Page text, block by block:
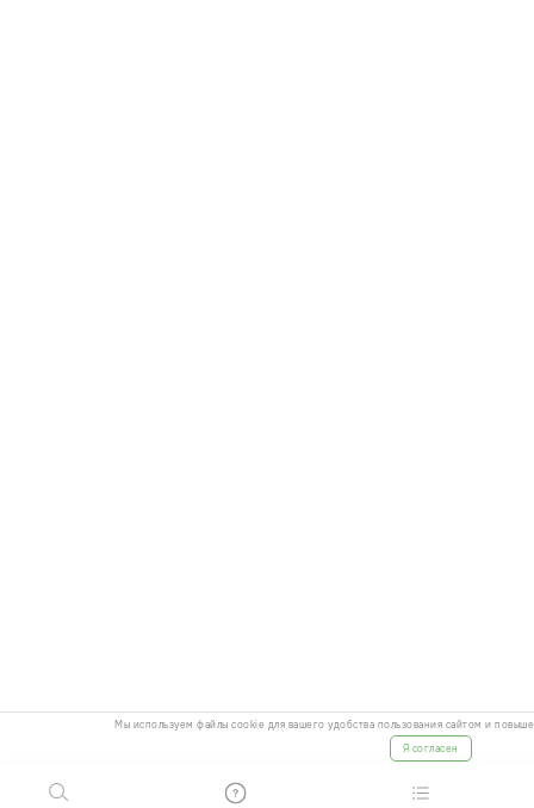
Мы используем файлы cookie для вашего удобства пользования сайтом и
Я согласен